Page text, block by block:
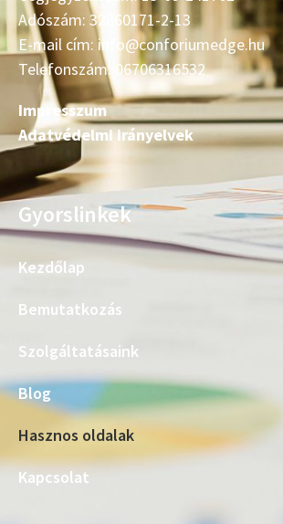
Adószám: 32860171-2-13
E-mail cím: info@conforiumedge.hu
Telefonszám: 06706316532
Impresszum
Adatvédelmi irányelvek
Gyorslinkek
Kezdőlap
Bemutatkozás
Szolgáltatásaink
Blog
Hasznos oldalak
Kapcsolat